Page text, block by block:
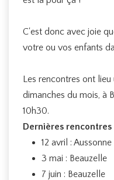
C'est donc avec joie
votre ou vos enfants
Les rencontres ont lieu
dimanches du mois, à
10h30.
Dernières rencontres
12 avril : Aussonne
3 mai : Beauzelle
7 juin : Beauzelle